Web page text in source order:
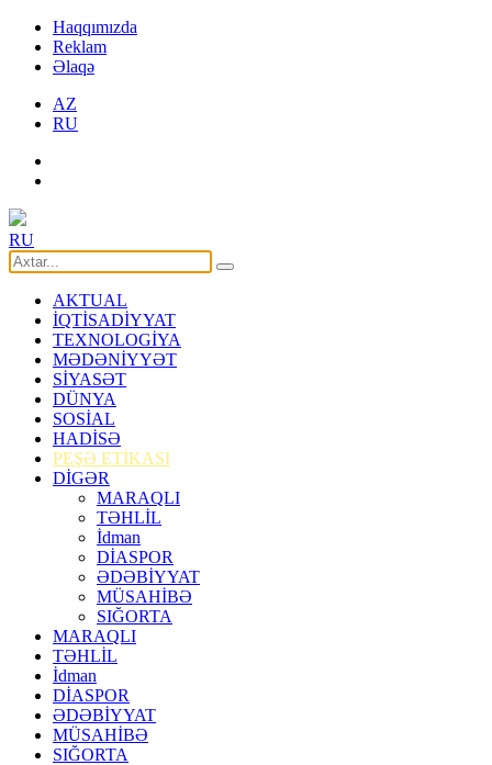
Haqqımızda
Reklam
Əlaqə
AZ
RU
RU
AKTUAL
İQTİSADİYYAT
TEXNOLOGİYA
MƏDƏNİYYƏT
SİYASƏT
DÜNYA
SOSİAL
HADİSƏ
PEŞƏ ETİKASI
DİGƏR
MARAQLI
TƏHLİL
İdman
DİASPOR
ƏDƏBİYYAT
MÜSAHİBƏ
SIĞORTA
MARAQLI
TƏHLİL
İdman
DİASPOR
ƏDƏBİYYAT
MÜSAHİBƏ
SIĞORTA